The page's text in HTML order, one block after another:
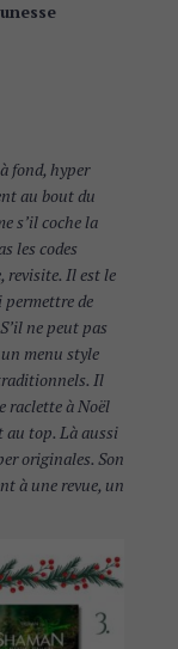
fond, hyper
au bout du
s’il coche la
les codes
revisite. Il est le
permettre de
ne peut pas
menu style
Il
raclette à Noël
au top. Là aussi
originales. Son
à une revue, un